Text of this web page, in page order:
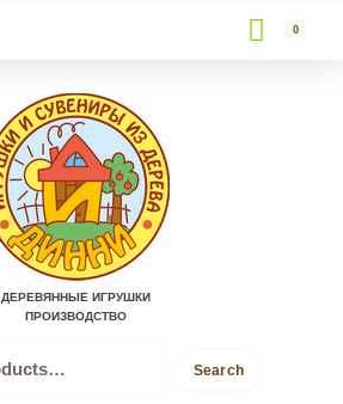
to
content
0
ДЕРЕВЯННЫЕ ИГРУШКИ
ПРОИЗВОДСТВО
Search